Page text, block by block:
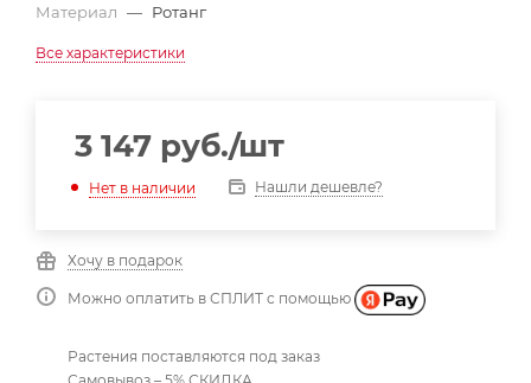
Материал — Ротанг
Все характеристики
3 147 руб./шт
Нет в наличии Нашли дешевле?
Хочу в подарок
Можно оплатить в СПЛИТ с помощью
Растения поставляются под заказ